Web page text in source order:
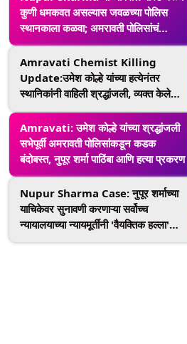
कुणी धमकवत असल्यास जवळच्या पोलिस
स्थानकाला कळवा; अमरावती पोलिसांचं
नागरिकांना आवाहन
Amravati Chemist Killing
Update:उमेश कोल्हे यांच्या हत्येनंतर
स्थानिकांनी वाहिली श्रद्धांजली, व्यक्त केले
Amravati: उमेश कोल्हे यांच्या श्रद्धांजली
सभेपूर्वी अमरावती पोलिसांकडून कडक
बंदोबस्त, नुपूर शर्मा पाठिंबा आणि हत्या प्रकरण
Nupur Sharma Case: नुपूर शर्माच्या
याचिकेवर सुनावणी करणाऱ्या सर्वोच्च
न्यायालयाच्या न्यायमूर्तींनी 'वैयक्तिक हल्ला'